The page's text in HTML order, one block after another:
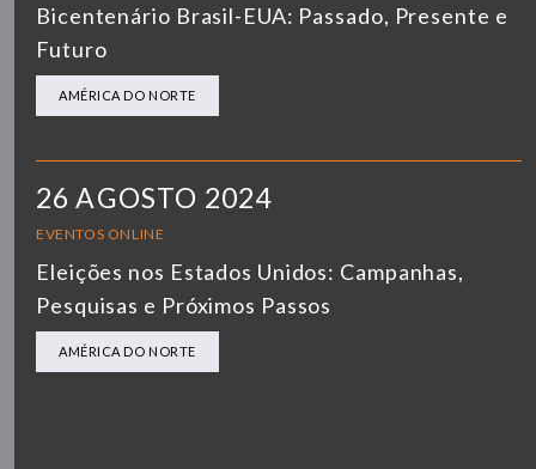
Bicentenário Brasil-EUA: Passado, Presente e
Futuro
AMÉRICA DO NORTE
26 AGOSTO 2024
EVENTOS ONLINE
Eleições nos Estados Unidos: Campanhas,
Pesquisas e Próximos Passos
AMÉRICA DO NORTE